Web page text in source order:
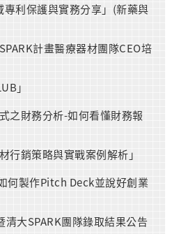
利保護與實務分享」(新藥與
計畫醫療器材團隊CEO培
」
之財務分析-如何看懂財務報
行銷策略與實戰案例解析」
何製作Pitch Deck並說好創業
清大SPARK團隊錄取結果公告